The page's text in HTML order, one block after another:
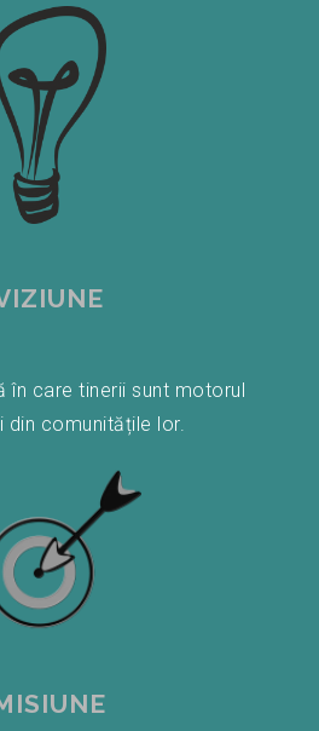
în care tinerii sunt motorul
din comunitățile lor.